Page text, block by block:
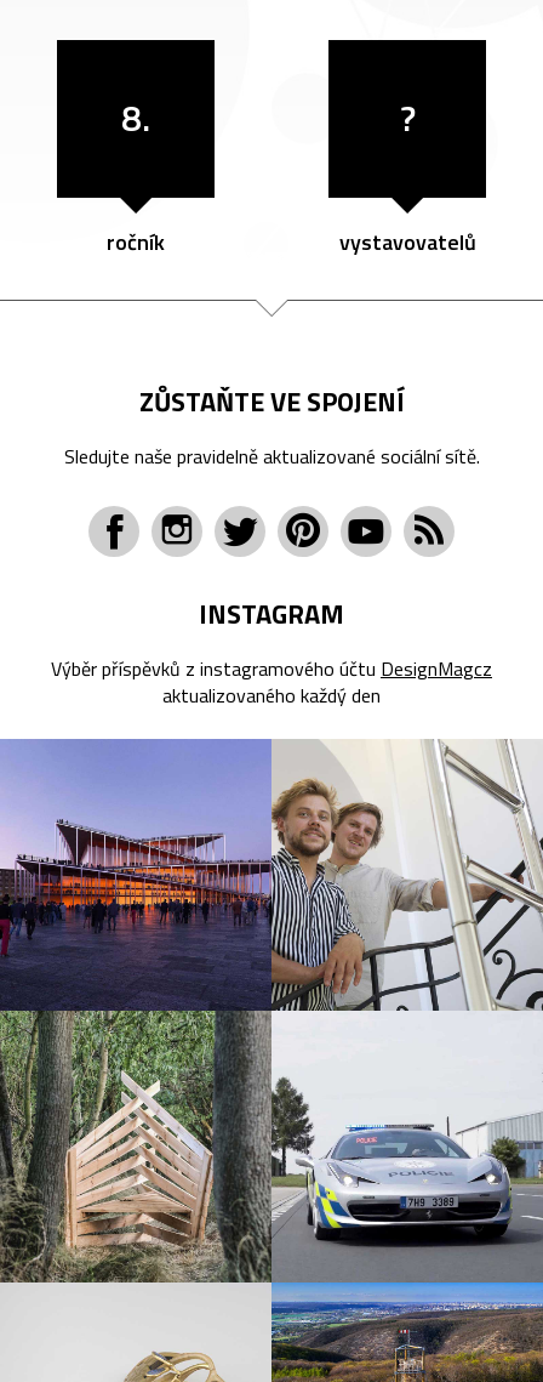
8.
ročník
?
vystavovatelů
ZŮSTAŇTE VE SPOJENÍ
Sledujte naše pravidelně aktualizované sociální sítě.
INSTAGRAM
Výběr příspěvků z instagramového účtu DesignMagcz
aktualizovaného každý den